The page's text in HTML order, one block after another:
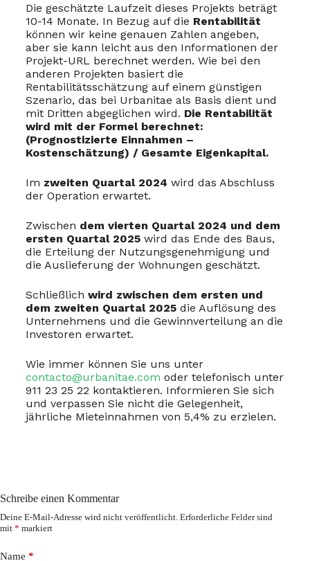
Die geschätzte Laufzeit dieses Projekts beträgt
10-14 Monate. In Bezug auf die Rentabilität
können wir keine genauen Zahlen angeben,
aber sie kann leicht aus den Informationen der
Projekt-URL berechnet werden. Wie bei den
anderen Projekten basiert die
Rentabilitätsschätzung auf einem günstigen
Szenario, das bei Urbanitae als Basis dient und
mit Dritten abgeglichen wird. Die Rentabilität
wird mit der Formel berechnet:
(Prognostizierte Einnahmen –
Kostenschätzung) / Gesamte Eigenkapital.
Im zweiten Quartal 2024 wird das Abschluss
der Operation erwartet.
Zwischen dem vierten Quartal 2024 und dem
ersten Quartal 2025wird das Ende des Baus,
die Erteilung der Nutzungs­genehmigung und
die Auslieferung der Wohnungen geschätzt.
Schließlich wird zwischen dem ersten und
dem zweiten Quartal 2025die Auflösung des
Unternehmens und die Gewinnverteilung an die
Investoren erwartet.
Wie immer können Sie uns unter
contacto@urbanitae.com oder telefonisch unter
911 23 25 22 kontaktieren. Informieren Sie sich
und verpassen Sie nicht die Gelegenheit,
jährliche Mieteinnahmen von 5,4% zu erzielen.
Schreibe einen Kommentar
Deine E-Mail-Adresse wird nicht veröffentlicht. Erforderliche Felder sind
mit * markiert
Name *